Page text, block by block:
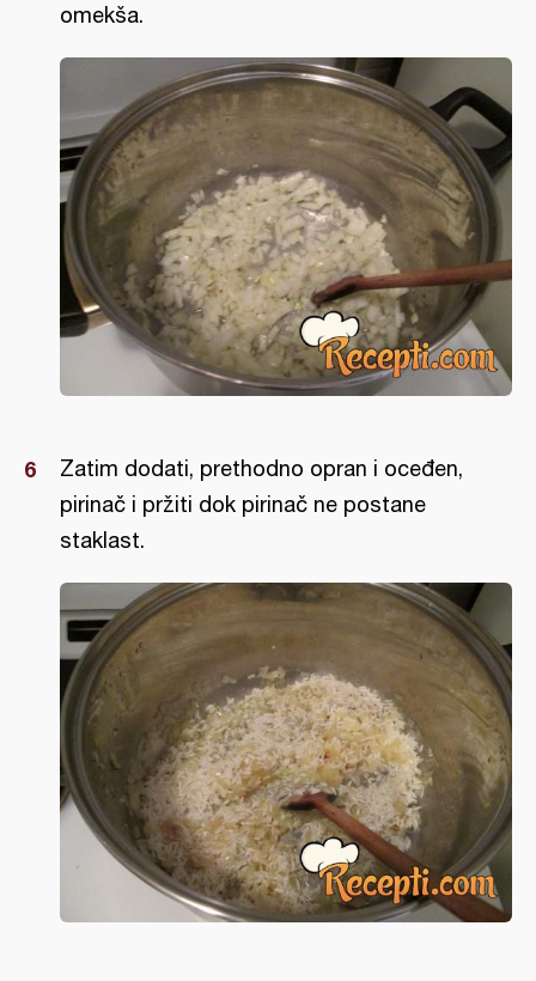
omekša.
Zatim dodati, prethodno opran i oceđen,
pirinač i pržiti dok pirinač ne postane
staklast.